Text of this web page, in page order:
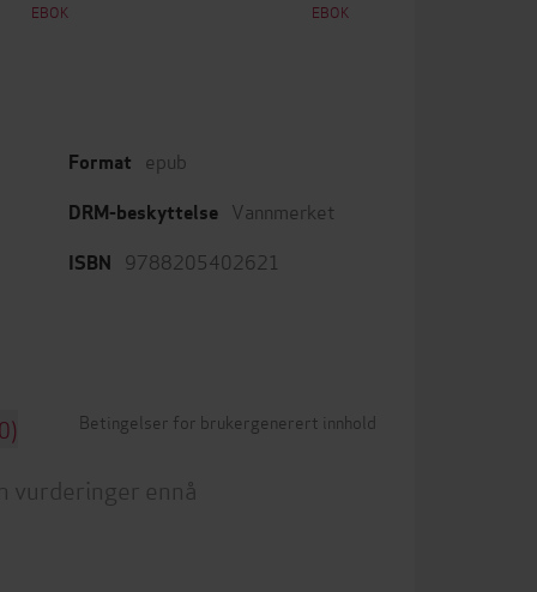
EBOK EBOK
Format epub
DRM-beskyttelse Vannmerket
ISBN 9788205402621
Betingelser for brukergenerert innhold
vurderinger ennå